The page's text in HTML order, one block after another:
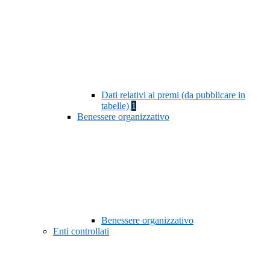
Dati relativi ai premi (da pubblicare in
tabelle) 1
Benessere organizzativo
Benessere organizzativo
Enti controllati